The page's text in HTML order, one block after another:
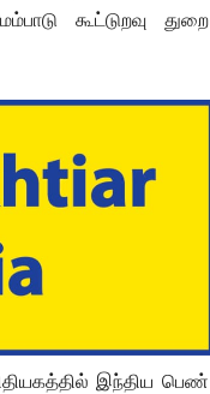
கூட்டுறவு துறை
இந்திய பெண்